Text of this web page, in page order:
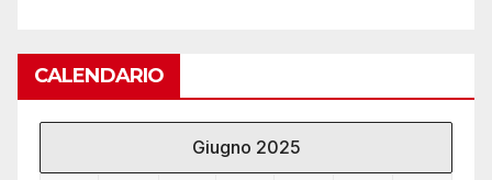
CALENDARIO
Giugno 2025